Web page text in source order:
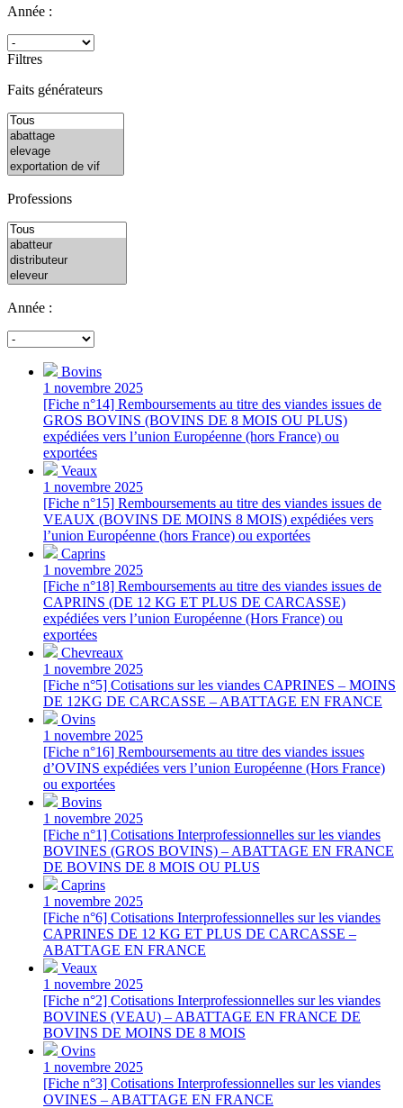
Année :
Filtres
Faits générateurs
Professions
Année :
Bovins
1 novembre 2025
[Fiche n°14] Remboursements au titre des viandes issues de
GROS BOVINS (BOVINS DE 8 MOIS OU PLUS)
expédiées vers l’union Européenne (hors France) ou
exportées
Veaux
1 novembre 2025
[Fiche n°15] Remboursements au titre des viandes issues de
VEAUX (BOVINS DE MOINS 8 MOIS) expédiées vers
l’union Européenne (hors France) ou exportées
Caprins
1 novembre 2025
[Fiche n°18] Remboursements au titre des viandes issues de
CAPRINS (DE 12 KG ET PLUS DE CARCASSE)
expédiées vers l’union Européenne (Hors France) ou
exportées
Chevreaux
1 novembre 2025
[Fiche n°5] Cotisations sur les viandes CAPRINES – MOINS
DE 12KG DE CARCASSE – ABATTAGE EN FRANCE
Ovins
1 novembre 2025
[Fiche n°16] Remboursements au titre des viandes issues
d’OVINS expédiées vers l’union Européenne (Hors France)
ou exportées
Bovins
1 novembre 2025
[Fiche n°1] Cotisations Interprofessionnelles sur les viandes
BOVINES (GROS BOVINS) – ABATTAGE EN FRANCE
DE BOVINS DE 8 MOIS OU PLUS
Caprins
1 novembre 2025
[Fiche n°6] Cotisations Interprofessionnelles sur les viandes
CAPRINES DE 12 KG ET PLUS DE CARCASSE –
ABATTAGE EN FRANCE
Veaux
1 novembre 2025
[Fiche n°2] Cotisations Interprofessionnelles sur les viandes
BOVINES (VEAU) – ABATTAGE EN FRANCE DE
BOVINS DE MOINS DE 8 MOIS
Ovins
1 novembre 2025
[Fiche n°3] Cotisations Interprofessionnelles sur les viandes
OVINES – ABATTAGE EN FRANCE